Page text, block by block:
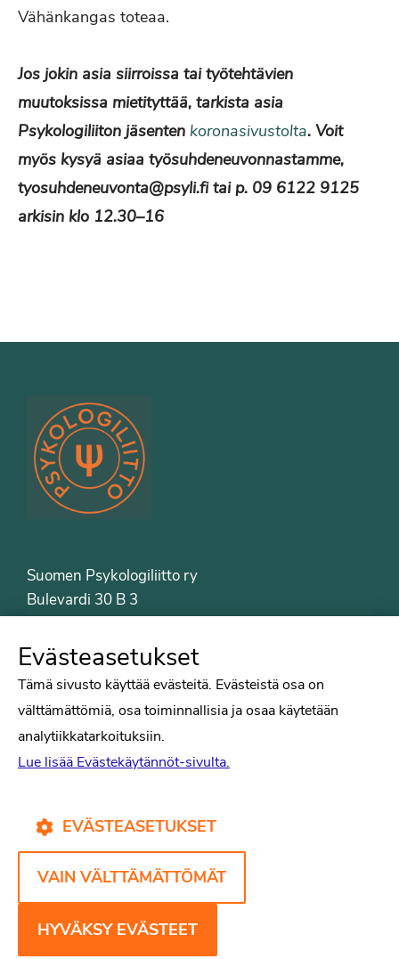
Vähänkangas toteaa.
Jos jokin asia siirroissa tai työtehtävien
muutoksissa mietityttää, tarkista asia
Psykologiliiton jäsenten koronasivustolta. Voit
myös kysyä asiaa työsuhdeneuvonnastamme,
tyosuhdeneuvonta@psyli.fi tai p. 09 6122 9125
arkisin klo 12.30–16
Suomen Psykologiliitto ry
Bulevardi 30 B 3
Puh. 09-6122 9122
Psykologiliiton sivut
Tiede
Puheenvuorot
Kirjat
Yhteystiedot
Evästekäytännöt
Evästeasetukset
Tämä sivusto käyttää evästeitä. Evästeistä osa on
välttämättömiä, osa toiminnallisia ja osaa käytetään
analytiikkatarkoituksiin.
Lue lisää Evästekäytännöt-sivulta.
EVÄSTEASETUKSET
VAIN VÄLTTÄMÄTTÖMÄT
HYVÄKSY EVÄSTEET